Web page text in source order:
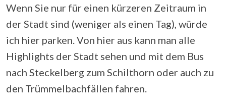
Wenn Sie nur für einen kürzeren Zeitraum in
der Stadt sind (weniger als einen Tag), würde
ich hier parken. Von hier aus kann man alle
Highlights der Stadt sehen und mit dem Bus
nach Steckelberg zum Schilthorn oder auch zu
den Trümmelbachfällen fahren.